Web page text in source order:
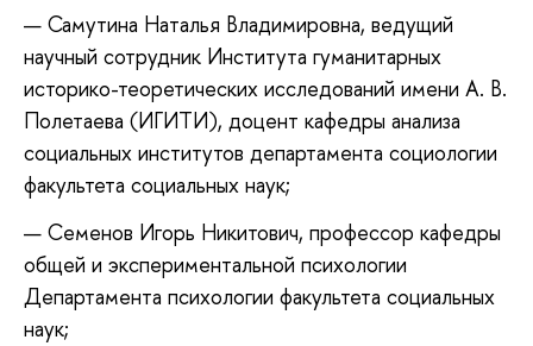
Самутина Наталья Владимировна, ведущий
научный сотрудник Института гуманитарных
историко-теоретических исследований имени А. В.
Полетаева (ИГИТИ), доцент кафедры анализа
социальных институтов департамента социологии
факультета социальных наук;
Семенов Игорь Никитович, профессор кафедры
общей и экспериментальной психологии
Департамента психологии факультета социальных
наук;